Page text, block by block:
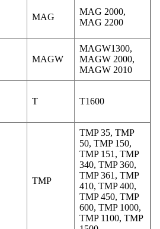
MAG
MAG 2000,
MAG 2200
MAGW
MAGW1300,
MAGW 2000,
MAGW 2010
T T1600
TMP
TMP 35, TMP
50, TMP 150,
TMP 151, TMP
340, TMP 360,
TMP 361, TMP
410, TMP 400,
TMP 450, TMP
600, TMP 1000,
TMP 1100, TMP